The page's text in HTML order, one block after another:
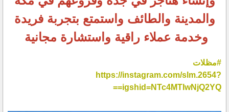
والمدينة والطائف واستمتع بتجربة فريدة
وخدمة عملاء راقية واستشارة مجانية
#مظلات
https://instagram.com/slm.2654?
igshid=NTc4MTIwNjQ2YQ==